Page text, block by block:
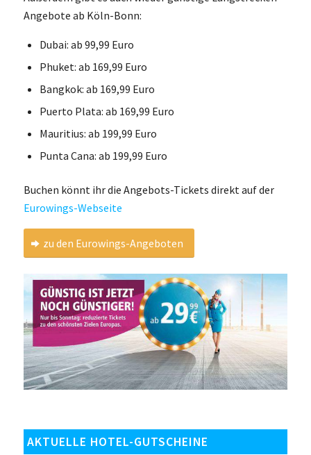
Angebote ab Köln-Bonn:
Dubai: ab 99,99 Euro
Phuket: ab 169,99 Euro
Bangkok: ab 169,99 Euro
Puerto Plata: ab 169,99 Euro
Mauritius: ab 199,99 Euro
Punta Cana: ab 199,99 Euro
Buchen könnt ihr die Angebots-Tickets direkt auf der
Eurowings-Webseite
zu den Eurowings-Angeboten
AKTUELLE HOTEL-GUTSCHEINE